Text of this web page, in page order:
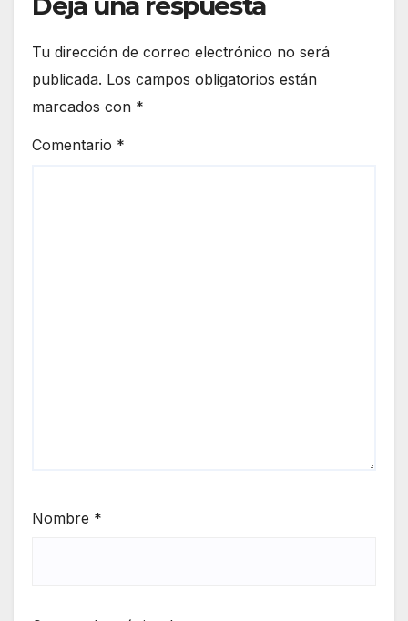
Tu dirección de correo electrónico no será
publicada. Los campos obligatorios están
marcados con *
Comentario *
Nombre *